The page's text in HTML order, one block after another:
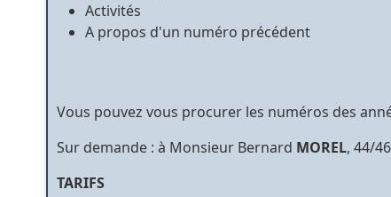
Activités
A propos d'un numéro précédent
Vous pouvez vous procurer les numéros des
Sur demande : à Monsieur Bernard MOREL, 44/
TARIFS